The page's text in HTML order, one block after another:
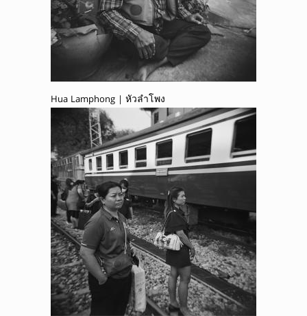
Hua Lamphong | หัวลำโพง